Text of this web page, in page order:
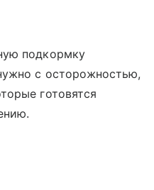
подкормку
с осторожностью,
готовятся